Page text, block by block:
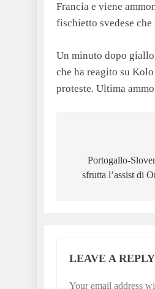
Francia e viene
fischietto svedese
Un minuto dopo
che ha reagito su
proteste. Ultima
navigation
Portogallo-
sfrutta l’assist di
LEAVE A REPLY
Your email address